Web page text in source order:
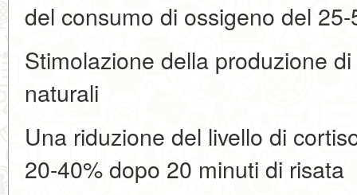
del consumo di ossigeno del
Stimolazione della produzione
naturali
Una riduzione del livello di
20-40% dopo 20 minuti di risata